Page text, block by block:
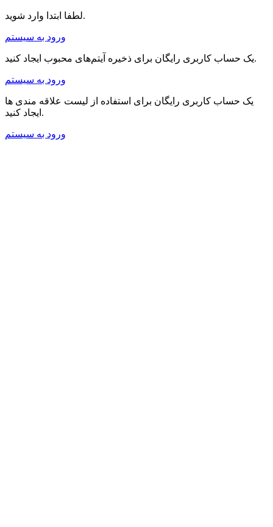
لطفا ابتدا وارد شوید.
ورود به سیستم
یک حساب کاربری رایگان برای ذخیره آیتم‌های محبوب ایجاد کنید.
ورود به سیستم
یک حساب کاربری رایگان برای استفاده از لیست علاقه مندی ها
ایجاد کنید.
ورود به سیستم